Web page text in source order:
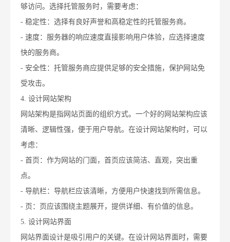
够访问。选择托管服务时，需要考虑：
- 稳定性：选择有良好声誉和高稳定性的托管服务商。
- 速度：服务器的响应速度直接影响用户体验，应选择速度
快的服务商。
- 安全性：托管服务商应提供足够的安全措施，保护网站免
受攻击。
4. 设计网站架构
网站架构是指网站页面的组织方式。一个好的网站架构应该
清晰、逻辑性强，便于用户导航。在设计网站架构时，可以
考虑：
- 首页：作为网站的门面，首页应该简洁、直观，突出重
点。
- 导航栏：导航栏应该清晰，方便用户快速找到所需信息。
- 页：页应该围绕主题展开，提供详细、有价值的信息。
5. 设计网站界面
网站界面设计是吸引用户的关键。在设计网站界面时，需要